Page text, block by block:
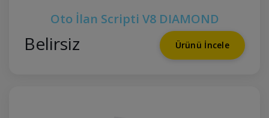
Oto İlan Scripti V8 DIAMOND
Belirsiz Ürünü İncele